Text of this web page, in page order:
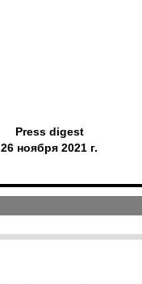
Press digest
26 ноября 2021 г.